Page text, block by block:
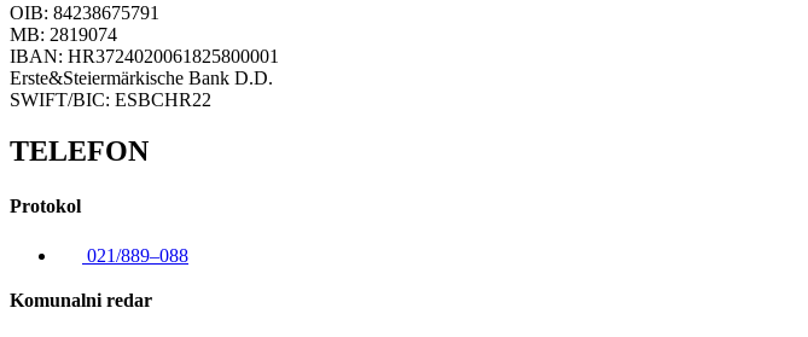
OIB: 84238675791
MB: 2819074
IBAN: HR3724020061825800001
Erste&Steiermärkische Bank D.D.
SWIFT/BIC: ESBCHR22
TELEFON
Protokol
021/889–088
Komunalni redar